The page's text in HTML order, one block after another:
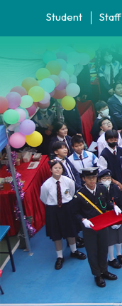
Student Staff